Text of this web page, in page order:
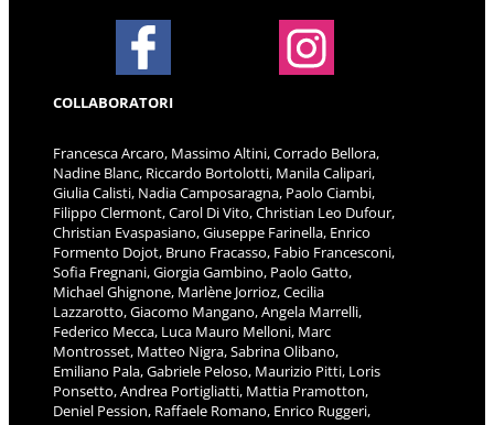
COLLABORATORI
Francesca Arcaro, Massimo Altini, Corrado Bellora,
Nadine Blanc, Riccardo Bortolotti, Manila Calipari,
Giulia Calisti, Nadia Camposaragna, Paolo Ciambi,
Filippo Clermont, Carol Di Vito, Christian Leo Dufour,
Christian Evaspasiano, Giuseppe Farinella, Enrico
Formento Dojot, Bruno Fracasso, Fabio Francesconi,
Sofia Fregnani, Giorgia Gambino, Paolo Gatto,
Michael Ghignone, Marlène Jorrioz, Cecilia
Lazzarotto, Giacomo Mangano, Angela Marrelli,
Federico Mecca, Luca Mauro Melloni, Marc
Montrosset, Matteo Nigra, Sabrina Olibano,
Emiliano Pala, Gabriele Peloso, Maurizio Pitti, Loris
Ponsetto, Andrea Portigliatti, Mattia Pramotton,
Deniel Pession, Raffaele Romano, Enrico Ruggeri,